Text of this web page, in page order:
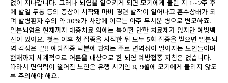
없이 지나갑니다. 그러나 뇌염을 일으키게 되면 모기에게 물린 지 1∼2주 후
에 발열 두통 등의 증상이 시작돼 마비 경련 발작이 일어나고 혼수상태가 되
며 발병환자 수의 약 30%가 사망에 이르는 아주 무서운 병으로 변모하죠.
일본뇌염은 현재까지 대증치료 외에는 특이할 만한 치료제가 없지만 예방백
신이 있어요. 첫돌 이후 첫 접종을 시작한 뒤 모두 5회 접종을 받으면 일본뇌
염 걱정은 끝!! 예방접종 덕분에 환자는 주로 면역성이 떨어지는 노인들이며
현재까지 세계적으로 어른을 대상으로 한 뇌염 예방접종 지침은 없습니다.
따라서 면역력이 떨어진 노인은 유행 시기인 8, 9월에 모기에게 물리지 않도
록 주의해야 해요.